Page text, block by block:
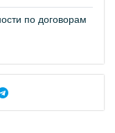
по договорам